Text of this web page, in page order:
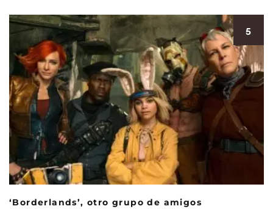
5
‘Borderlands’, otro grupo de amigos